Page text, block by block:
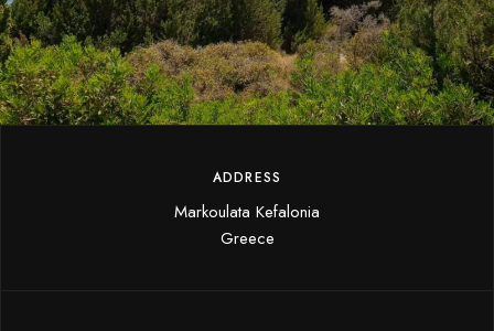
ADDRESS
Markoulata Kefalonia
Greece